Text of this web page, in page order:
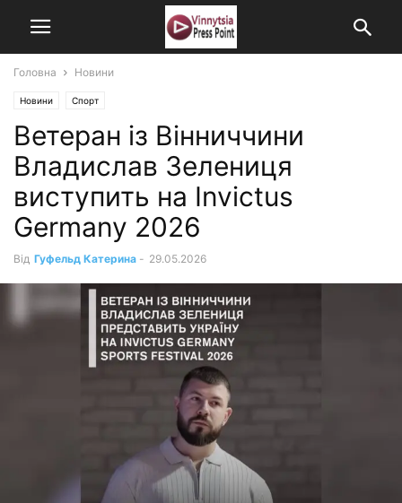
Головна Новини
Новини Спорт
Ветеран із Вінниччини
Владислав Зелениця
виступить на Invictus
Germany 2026
Від Гуфельд Катерина - 29.05.2026